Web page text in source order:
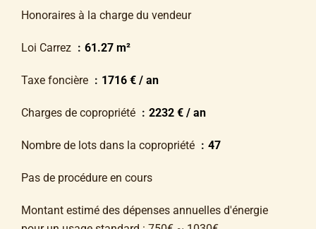
Honoraires à la charge du vendeur
Loi Carrez 61.27 m²
Taxe foncière 1716 € / an
Charges de copropriété 2232 € / an
Nombre de lots dans la copropriété 47
Pas de procédure en cours
Montant estimé des dépenses annuelles d'énergie